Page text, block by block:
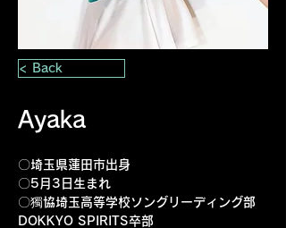
< Back
Ayaka
〇埼玉県蓮田市出身
〇5月3日生まれ
〇獨協埼玉高等学校ソングリーディング部
DOKKYO SPIRITS卒部